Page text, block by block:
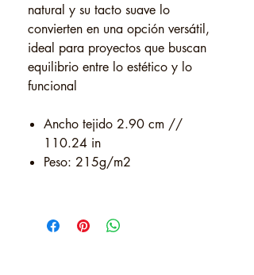
natural y su tacto suave lo
convierten en una opción versátil,
ideal para proyectos que buscan
equilibrio entre lo estético y lo
funcional
Ancho tejido 2.90 cm //
110.24 in
Peso: 215g/m2